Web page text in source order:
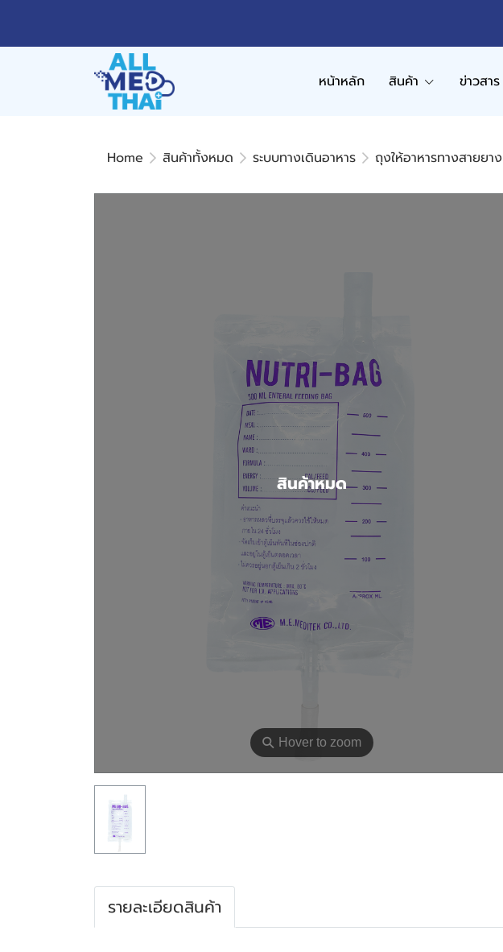
หน้าหลัก สินค้า ข่าวสาร
Home สินค้าทั้งหมด ระบบทางเดินอาหาร ถุงให้อาหารทางสายยาง
⚲ Hover to zoom
สินค้าหมด
รายละเอียดสินค้า